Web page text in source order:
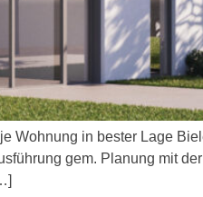
Wohnung in bester Lage
gem. Planung mit